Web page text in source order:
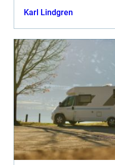
Karl Lindgren